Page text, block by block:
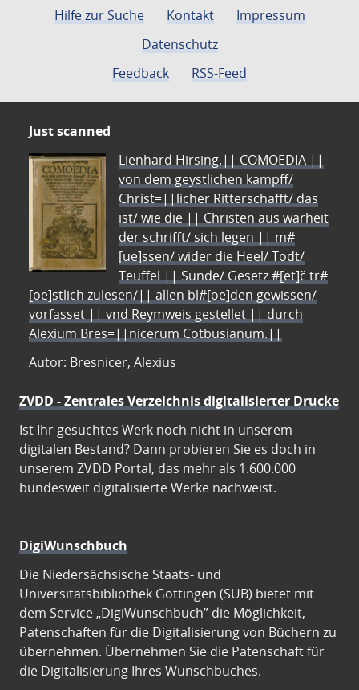
Hilfe zur Suche Kontakt
Impressum
Datenschutz
Feedback
RSS-Feed
Just scanned
Lienhard Hirsing.|| COMOEDIA ||
von dem geystlichen kampff/
Christ=||licher Ritterschafft/ das
ist/ wie die || Christen aus warheit
der schrifft/ sich legen || m#
[ue]ssen/ wider die Heel/ Todt/
Teuffel || Sünde/ Gesetz #[et]c̃ tr#
[oe]stlich zulesen/|| allen bl#[oe]den gewissen/
vorfasset || vnd Reymweis gestellet || durch
Alexium Bres=||nicerum Cotbusianum.||
Autor: Bresnicer, Alexius
ZVDD - Zentrales Verzeichnis digitalisierter Drucke
Ist Ihr gesuchtes Werk noch nicht in unserem
digitalen Bestand? Dann probieren Sie es doch in
unserem ZVDD Portal, das mehr als 1.600.000
bundesweit digitalisierte Werke nachweist.
DigiWunschbuch
Die Niedersächsische Staats- und
Universitätsbibliothek Göttingen (SUB) bietet mit
dem Service „DigiWunschbuch” die Möglichkeit,
Patenschaften für die Digitalisierung von Büchern zu
übernehmen. Übernehmen Sie die Patenschaft für
die Digitalisierung Ihres Wunschbuches.